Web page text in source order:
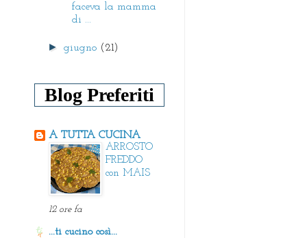
faceva la mamma
di ...
►giugno (21)
Blog Preferiti
A TUTTA CUCINA
ARROSTO
FREDDO
con MAIS
12 ore fa
...ti cucino così...